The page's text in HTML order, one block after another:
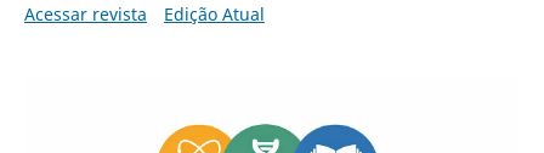
Acessar revista
Edição Atual